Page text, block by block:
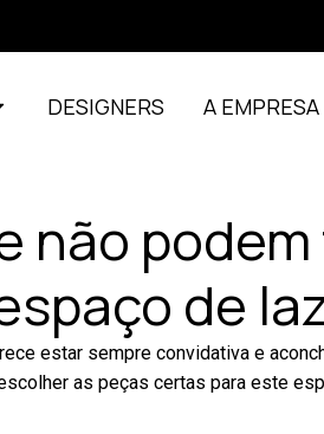
DESIGNERS A EMPRESA
não
de
estar sempre convidativa e
as peças certas para este